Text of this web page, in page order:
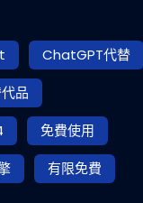
ChatGPT代替
品
免費使用
有限免費